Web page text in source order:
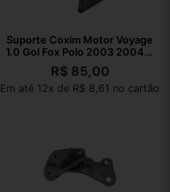
Suporte Coxim Motor Voyage
1.0 Gol Fox Polo 2003 2004 A
2021
R$85,00
Em até 12x de R$ 8,61 no cartão